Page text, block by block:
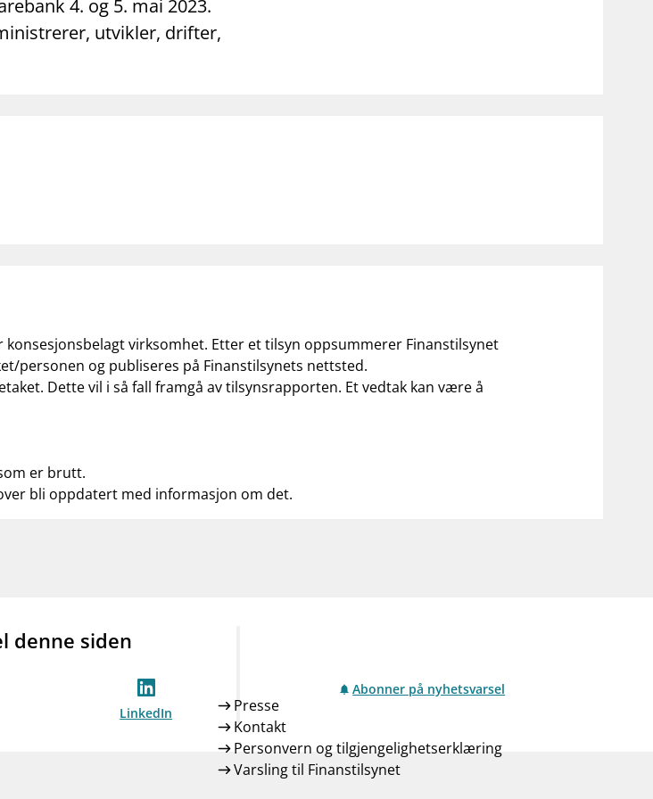
Jobb hos oss Informasjon for investorer
4. og 5. mai 2023.
utvikler, drifter,
virksomhet. Etter et tilsyn oppsummerer Finanstilsynet
personen og publiseres på Finanstilsynets nettsted.
Dette vil i så fall framgå av tilsynsrapporten. Et vedtak kan være å
er brutt.
bli oppdatert med informasjon om det.
denne siden
LinkedIn
Abonner på nyhetsvarsel
Presse
Kontakt
Personvern og tilgjengelighetserklæring
Varsling til Finanstilsynet